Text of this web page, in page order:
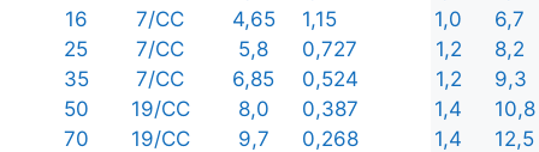
16
7/CC 4,65 1,15 1,0
6,7
25
7/CC 5,8 0,727 1,2
8,2
35
7/CC 6,85 0,524 1,2
9,3
50
19/CC 8,0 0,387 1,4
10,8
70
19/CC 9,7 0,268 1,4
12,5